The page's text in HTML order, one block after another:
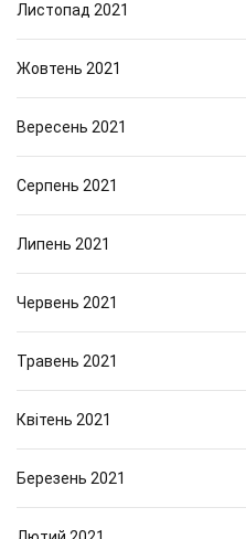
Листопад 2021
Жовтень 2021
Вересень 2021
Серпень 2021
Липень 2021
Червень 2021
Травень 2021
Квітень 2021
Березень 2021